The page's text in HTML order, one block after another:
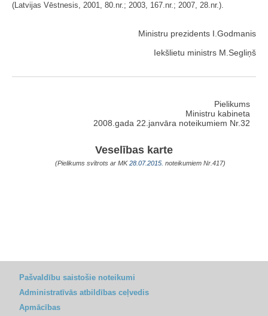
(Latvijas Vēstnesis, 2001, 80.nr.; 2003, 167.nr.; 2007, 28.nr.).
Ministru prezidents I.Godmanis
Iekšlietu ministrs M.Segliņš
Pielikums
Ministru kabineta
2008.gada 22.janvāra noteikumiem Nr.32
Veselības karte
(Pielikums svītrots ar MK28.07.2015. noteikumiem Nr.417)
Pašvaldību saistošie noteikumi
Administratīvās atbildības ceļvedis
Apmācības